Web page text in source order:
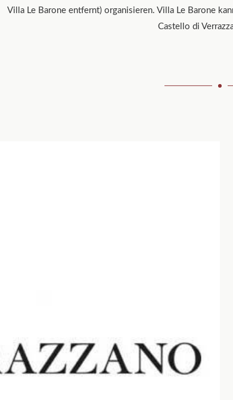
Villa Le Barone entfernt) organisieren. Villa Le Barone
Castello di